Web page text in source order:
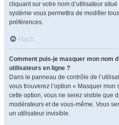
cliquant sur votre nom d’utilisateur
système vous permettra de modifier
préférences.
Haut
Comment puis-je masquer mon nom
utilisateurs en ligne ?
Dans le panneau de contrôle de
vous trouverez l’option « Masquer mon
cette option, vous ne serez visible que
modérateurs et de vous-même. Vous
un utilisateur invisible.